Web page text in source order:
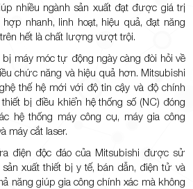
nhiều ngành sản xuất đạt được giá trị
nhanh, linh hoạt, hiệu quả, đạt năng
hết là chất lượng vượt trội.
máy móc tự động ngày càng đòi hỏi về
chức năng và hiệu quả hơn. Mitsubishi
thế hệ mới với độ tin cậy và độ chính
bị điều khiển hệ thống số (NC) đóng
hệ thống máy công cụ, máy gia công
máy cắt laser.
điện độc đáo của Mitsubishi được sử
xuất thiết bị y tế, bán dẫn, điện tử và
năng giúp gia công chính xác mà không